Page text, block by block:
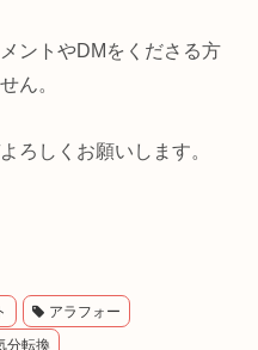
ントやDMをくださる方
ん。
ろしくお願いします。
アラフォー
分転換